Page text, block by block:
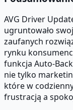
AVG Driver
ugruntowało
zaufanych
rynku
funkcja Auto-
nie tylko
które w
frustracją a